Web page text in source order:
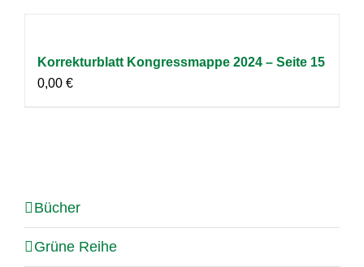
Korrekturblatt Kongressmappe 2024 – Seite 15
0,00 €
Bücher
Grüne Reihe